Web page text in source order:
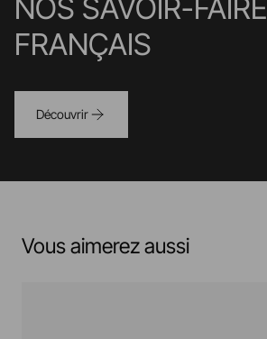
NOS SAVOIR-FAIRE
FRANÇAIS
Découvrir
Vous aimerez aussi